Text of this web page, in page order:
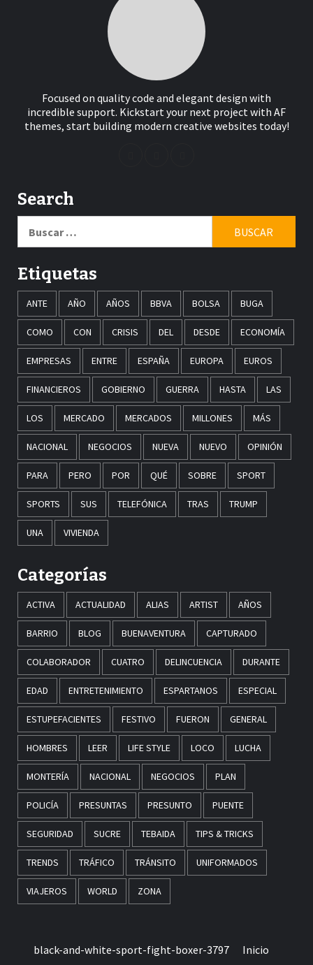
Focused on quality code and elegant design with
incredible support. Kickstart your next project with AF
themes, start building modern creative websites today!
Search
Etiquetas
ANTE AÑO AÑOS BBVA BOLSA BUGA
COMO CON CRISIS DEL DESDE ECONOMÍA
EMPRESAS ENTRE ESPAÑA EUROPA EUROS
FINANCIEROS GOBIERNO GUERRA HASTA LAS
LOS MERCADO MERCADOS MILLONES MÁS
NACIONAL NEGOCIOS NUEVA NUEVO OPINIÓN
PARA PERO POR QUÉ SOBRE SPORT
SPORTS SUS TELEFÓNICA TRAS TRUMP
UNA VIVIENDA
Categorías
ACTIVA ACTUALIDAD ALIAS ARTIST AÑOS
BARRIO BLOG BUENAVENTURA CAPTURADO
COLABORADOR CUATRO DELINCUENCIA DURANTE
EDAD ENTRETENIMIENTO ESPARTANOS ESPECIAL
ESTUPEFACIENTES FESTIVO FUERON GENERAL
HOMBRES LEER LIFE STYLE LOCO LUCHA
MONTERÍA NACIONAL NEGOCIOS PLAN
POLICÍA PRESUNTAS PRESUNTO PUENTE
SEGURIDAD SUCRE TEBAIDA TIPS & TRICKS
TRENDS TRÁFICO TRÁNSITO UNIFORMADOS
VIAJEROS WORLD ZONA
black-and-white-sport-fight-boxer-3797 Inicio